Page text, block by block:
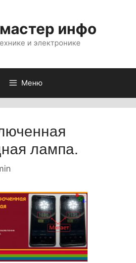
инфо
и электронике
Меню
лампа.